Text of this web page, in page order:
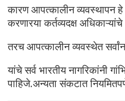
कारण आपत्कालीन व्यवस्थापन हे
करणारया कर्तव्यदक्ष
तरच आपत्कालीन व्यवस्थेत
यांचे सर्व भारतीय नागरिकांनी
पाहिजे.अन्यता संकटात